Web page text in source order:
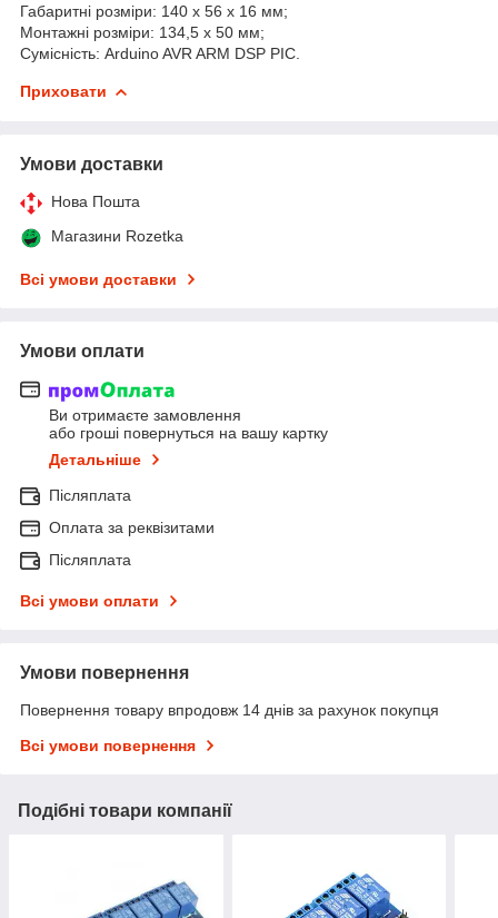
Габаритні розміри: 140 х 56 х 16 мм;
Монтажні розміри: 134,5 х 50 мм;
Сумісність: Arduino AVR ARM DSP PIC.
Приховати
Умови доставки
Нова Пошта
Магазини Rozetka
Всі умови доставки
Умови оплати
Ви отримаєте замовлення
або гроші повернуться на вашу картку
Детальніше
Післяплата
Оплата за реквізитами
Післяплата
Всі умови оплати
Умови повернення
Повернення товару впродовж 14 днів за рахунок покупця
Всі умови повернення
Подібні товари компанії